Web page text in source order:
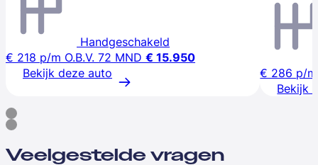
Handgeschakeld
€ 218 p/m O.B.V. 72 MND € 15.950
Bekijk deze auto
€ 286 p/m
Bekijk
Veelgestelde vragen